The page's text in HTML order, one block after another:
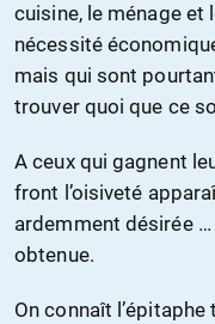
cuisine, le ménage et
nécessité
mais qui sont
trouver quoi que ce
A ceux qui gagnent
front l’oisiveté
ardemment désirée …
obtenue.
On connaît